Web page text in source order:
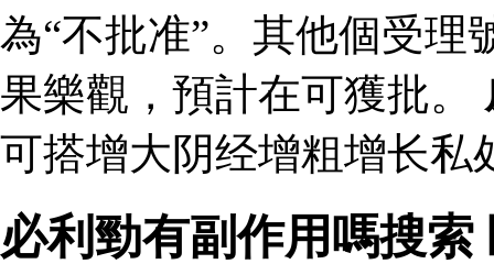
為“不批准”。其他個受理
果樂觀，預計在可獲批。
可搭增大阴经增粗增长私
必利勁有副作用嗎搜